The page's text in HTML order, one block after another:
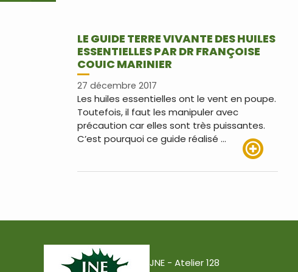
LE GUIDE TERRE VIVANTE DES HUILES
ESSENTIELLES PAR DR FRANÇOISE
COUIC MARINIER
27 décembre 2017
Les huiles essentielles ont le vent en poupe.
Toutefois, il faut les manipuler avec
précaution car elles sont très puissantes.
C’est pourquoi ce guide réalisé …
JNE - Atelier 128